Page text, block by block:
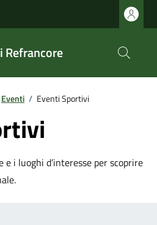
Refrancore
Eventi / Eventi Sportivi
i luoghi d’interesse per scoprire